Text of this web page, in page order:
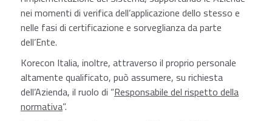
nei momenti di verifica dell’applicazione dello stesso e
nelle fasi di certificazione e sorveglianza da parte
dell’Ente.
Korecon Italia, inoltre, attraverso il proprio personale
altamente qualificato, può assumere, su richiesta
dell’Azienda, il ruolo di “Responsabile del rispetto della
normativa”.